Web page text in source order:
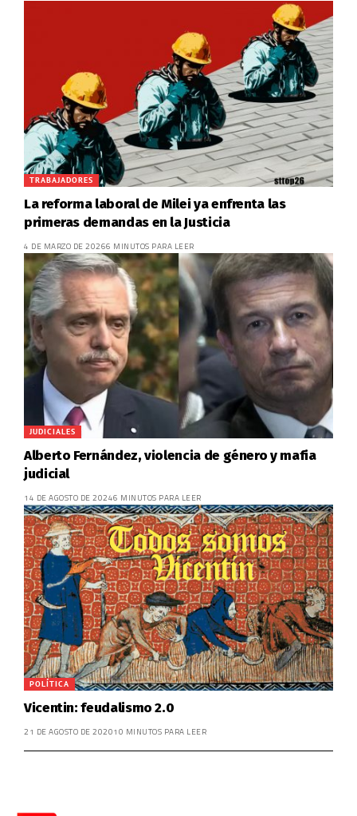
TRABAJADORES
La reforma laboral de Milei ya enfrenta las
primeras demandas en la Justicia
4 DE MARZO DE 20266 MINUTOS PARA LEER
JUDICIALES
Alberto Fernández, violencia de género y mafia
judicial
14 DE AGOSTO DE 20246 MINUTOS PARA LEER
POLÍTICA
Vicentin: feudalismo 2.0
21 DE AGOSTO DE 202010 MINUTOS PARA LEER